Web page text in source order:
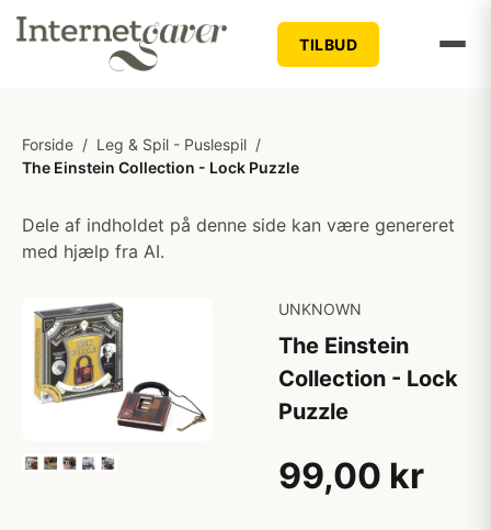
TILBUD
Forside / Leg & Spil - Puslespil /
The Einstein Collection - Lock Puzzle
Dele af indholdet på denne side kan være genereret
med hjælp fra AI.
UNKNOWN
The Einstein
Collection - Lock
Puzzle
99,00 kr